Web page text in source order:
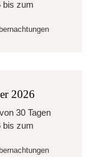
bis zum
2026
30 Tagen
bis zum